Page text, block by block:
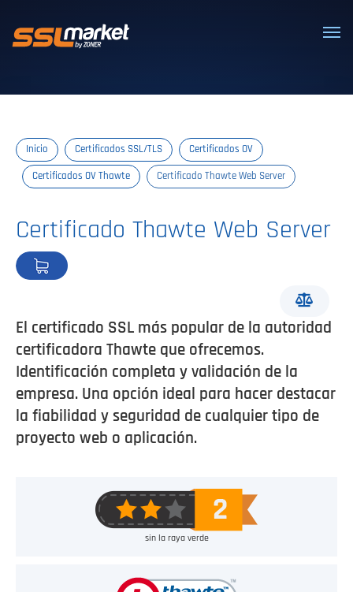
Certificados SSL/TLS confiables
Inicio Certificados SSL/TLS Certificados OV
Certificados OV Thawte Certificado Thawte Web Server
Certificado Thawte Web Server
El certificado SSL más popular de la autoridad
certificadora Thawte que ofrecemos.
Identificación completa y validación de la
empresa. Una opción ideal para hacer destacar
la fiabilidad y seguridad de cualquier tipo de
proyecto web o aplicación.
sin la raya verde